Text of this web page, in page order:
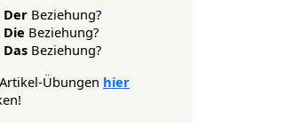
Der Beziehung?
Die Beziehung?
Das Beziehung?
Übungen hier